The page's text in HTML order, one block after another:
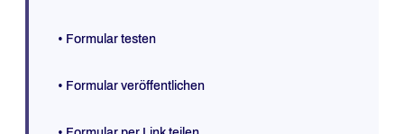
• Formular testen
• Formular veröffentlichen